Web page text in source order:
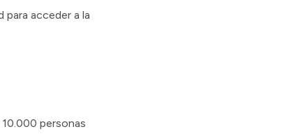
acceder a la
personas